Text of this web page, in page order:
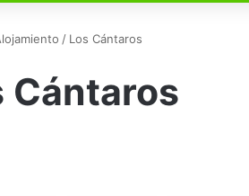
/ Los Cántaros
Cántaros